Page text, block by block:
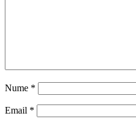
Nume *
Email *